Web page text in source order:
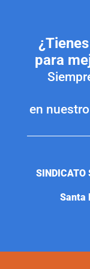
para
en
SINDICATO
Santa